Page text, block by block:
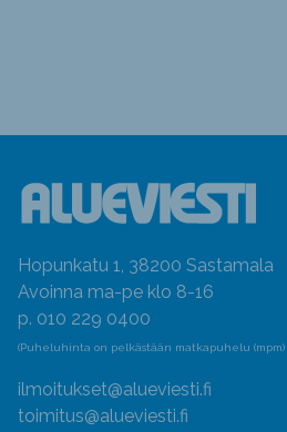
Hopunkatu 1, 38200 Sastamala
Avoinna ma-pe klo 8-16
p. 010 229 0400
(Puheluhinta on pelkästään matkapuhelu (mpm)
ilmoitukset@alueviesti.fi
toimitus@alueviesti.fi